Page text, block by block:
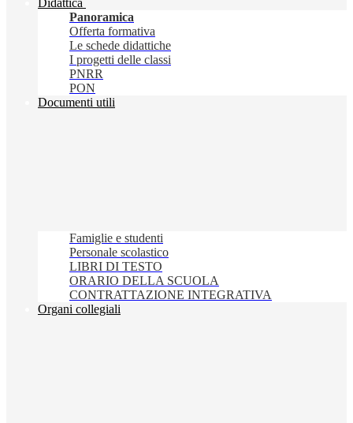
Didattica
Panoramica
Offerta formativa
Le schede didattiche
I progetti delle classi
PNRR
PON
Documenti utili
Famiglie e studenti
Personale scolastico
LIBRI DI TESTO
ORARIO DELLA SCUOLA
CONTRATTAZIONE INTEGRATIVA
Organi collegiali